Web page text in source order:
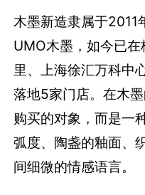
木墨新造隶属于2011
UMO木墨，如今已
里、上海徐汇万科中
落地5家门店。在木
购买的对象，而是一
弧度、陶盏的釉面、
间细微的情感语言。